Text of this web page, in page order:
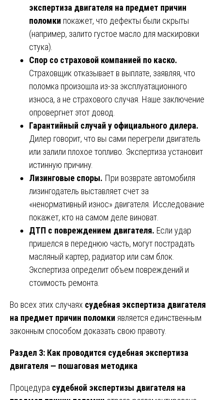
экспертиза двигателя на предмет причин
поломки покажет, что дефекты были скрыты
(например, залито густое масло для маскировки
стука).
Спор со страховой компанией по каско.
Страховщик отказывает в выплате, заявляя, что
поломка произошла из-за эксплуатационного
износа, а не страхового случая. Наше заключение
опровергнет этот довод.
Гарантийный случай у официального дилера.
Дилер говорит, что вы сами перегрели двигатель
или залили плохое топливо. Экспертиза установит
истинную причину.
Лизинговые споры. При возврате автомобиля
лизингодатель выставляет счет за
«ненормативный износ» двигателя. Исследование
покажет, кто на самом деле виноват.
ДТП с повреждением двигателя. Если удар
пришелся в переднюю часть, могут пострадать
масляный картер, радиатор или сам блок.
Экспертиза определит объем повреждений и
стоимость ремонта.
Во всех этих случаях судебная экспертиза двигателя
на предмет причин поломки является единственным
законным способом доказать свою правоту.
Раздел 3: Как проводится судебная экспертиза
двигателя — пошаговая методика
Процедура судебной экспертизы двигателя на